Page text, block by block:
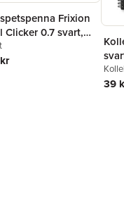
Frixion
Clicker 0.7 svart,
39